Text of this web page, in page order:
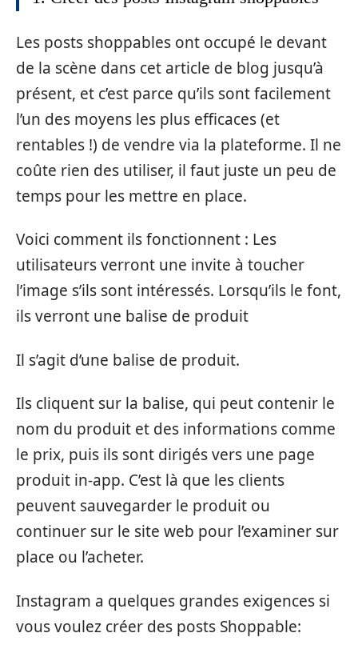
Les posts shoppables ont occupé le devant
de la scène dans cet article de blog jusqu’à
présent, et c’est parce qu’ils sont facilement
l’un des moyens les plus efficaces (et
rentables !) de vendre via la plateforme. Il ne
coûte rien des utiliser, il faut juste un peu de
temps pour les mettre en place.
Voici comment ils fonctionnent : Les
utilisateurs verront une invite à toucher
l’image s’ils sont intéressés. Lorsqu’ils le font,
ils verront une balise de produit
Il s’agit d’une balise de produit.
Ils cliquent sur la balise, qui peut contenir le
nom du produit et des informations comme
le prix, puis ils sont dirigés vers une page
produit in-app. C’est là que les clients
peuvent sauvegarder le produit ou
continuer sur le site web pour l’examiner sur
place ou l’acheter.
Instagram a quelques grandes exigences si
vous voulez créer des posts Shoppable: